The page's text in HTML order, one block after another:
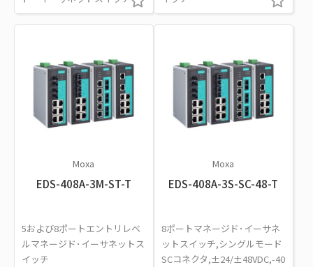
Moxa
EDS-408A-3M-ST-T
5および8ポートエントリレベ
ルマネージド･イーサネットス
イッチ
Moxa
EDS-408A-3S-SC-48-T
8ポートマネージド･イーサネ
ットスイッチ,シングルモード
SCコネクタ,±24/±48VDC,-40